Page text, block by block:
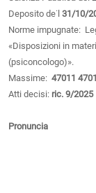
Deposito de˙l 31/10/
Norme impugnate:
«Disposizioni in
(psiconcologo)».
Massime: 47011
Atti decisi: ric. 9/2025
Pronuncia